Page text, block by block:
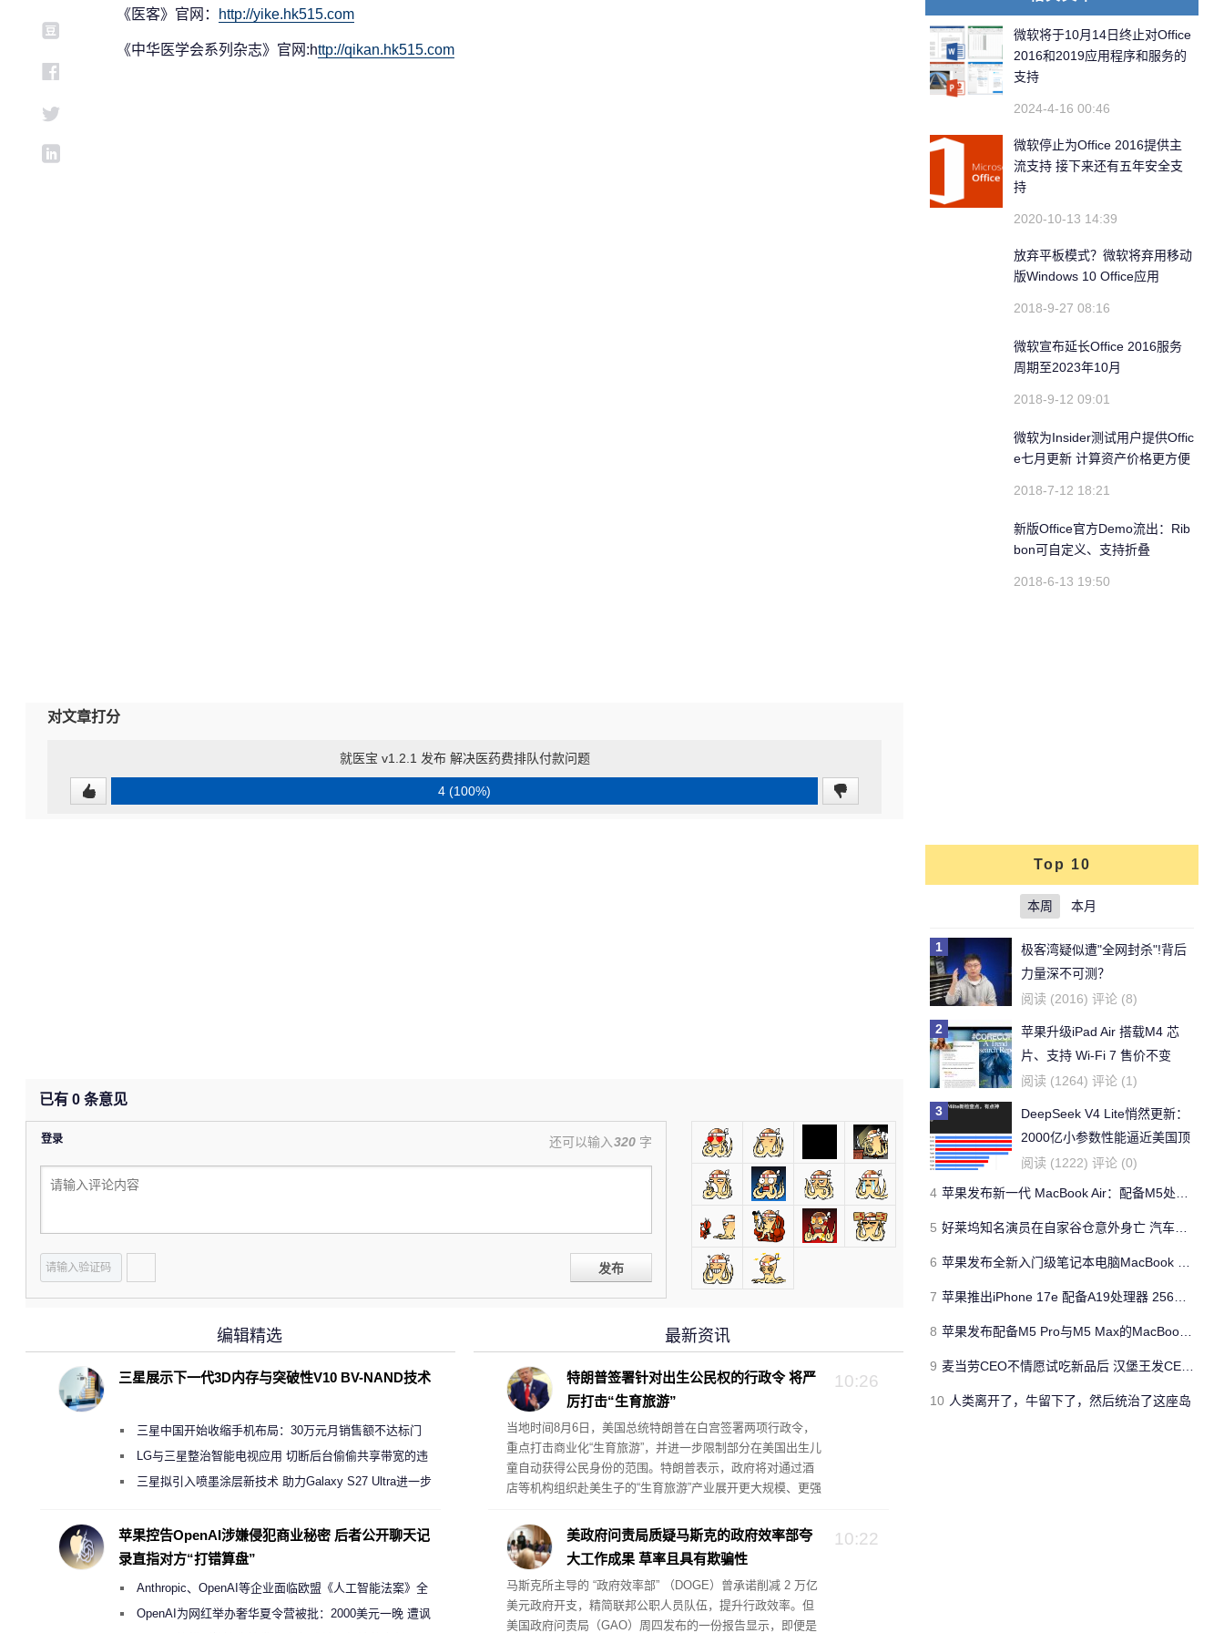
《医客》官网： http://yike.hk515.com
《中华医学会系列杂志》官网:http://qikan.hk515.com
对文章打分
就医宝 v1.2.1 发布 解决医药费排队付款问题
4 (100%)
已有 0 条意见
登录 还可以输入320 字
发布
最新资讯
10:26
特朗普签署针对出生公民权的行政令 将严
厉打击“生育旅游”
当地时间8月6日，美国总统特朗普在白宫签署两项行政令，
重点打击商业化“生育旅游”，并进一步限制部分在美国出生儿
童自动获得公民身份的范围。特朗普表示，政府将对通过酒
店等机构组织赴美生子的“生育旅游”产业展开更大规模、更强
10:22
美政府问责局质疑马斯克的政府效率部夸
大工作成果 草率且具有欺骗性
马斯克所主导的 “政府效率部” （DOGE）曾承诺削减 2 万亿
美元政府开支，精简联邦公职人员队伍，提升行政效率。但
美国政府问责局（GAO）周四发布的一份报告显示，即便是
编辑精选
三星展示下一代3D内存与突破性V10 BV-NAND技术
三星中国开始收缩手机布局：30万元月销售额不达标门
店 将被逐步清退
LG与三星整治智能电视应用 切断后台偷偷共享带宽的违
规行为三星拟引入喷墨涂层新技术 助力Galaxy S27 Ultra进一步
苹果控告OpenAI涉嫌侵犯商业秘密 后者公开聊天记
录直指对方“打错算盘”
Anthropic、OpenAI等企业面临欧盟《人工智能法案》全
新执法权限审查
OpenAI为网红举办奢华夏令营被批：2000美元一晚 遭讽
微软将于10月14日终止对Office
2016和2019应用程序和服务的
支持
2024-4-16 00:46
微软停止为Office 2016提供主
流支持 接下来还有五年安全支
持
2020-10-13 14:39
放弃平板模式？微软将弃用移动
版Windows 10 Office应用
2018-9-27 08:16
微软宣布延长Office 2016服务
周期至2023年10月
2018-9-12 09:01
微软为Insider测试用户提供Offic
e七月更新 计算资产价格更方便
2018-7-12 18:21
新版Office官方Demo流出：Rib
bon可自定义、支持折叠
2018-6-13 19:50
Top 10
本周 本月
1
极客湾疑似遭"全网封杀"!背后
力量深不可测？
阅读 (2016) 评论 (8)
2
苹果升级iPad Air 搭载M4 芯
片、支持 Wi‑Fi 7 售价不变
阅读 (1264) 评论 (1)
3
DeepSeek V4 Lite悄然更新：
2000亿小参数性能逼近美国顶
流
阅读 (1222) 评论 (0)
4 苹果发布新一代 MacBook Air：配备M5处理器 性能、存储与 AI 全面升级 ​
5 好莱坞知名演员在自家谷仓意外身亡 汽车搭电时突然自燃
6 苹果发布全新入门级笔记本电脑MacBook Neo 起售价599美元
7 苹果推出iPhone 17e 配备A19处理器 256GB容量起步 刘海屏依旧
8 苹果发布配备M5 Pro与M5 Max的MacBook Pro 本地AI能力再升级 ​
9 麦当劳CEO不情愿试吃新品后 汉堡王发CEO狠咬皇堡视频借势营销
10 人类离开了，牛留下了，然后统治了这座岛